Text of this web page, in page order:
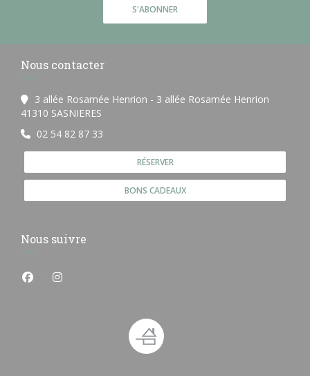
S'ABONNER
Nous contacter
3 allée Rosamée Henrion - 3 allée Rosamée Henrion
41310 SASNIERES
02 54 82 87 33
RÉSERVER
BONS CADEAUX
Nous suivre
Facebook ((ouvre une nouvelle fenêtre))
Instagram ((ouvre une nouvelle fenêtre))